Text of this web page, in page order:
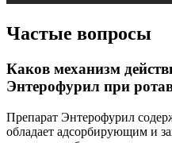
Частые вопросы
Каков механизм
Энтерофурил при
Препарат Энтерофурил
обладает адсорбирующим и